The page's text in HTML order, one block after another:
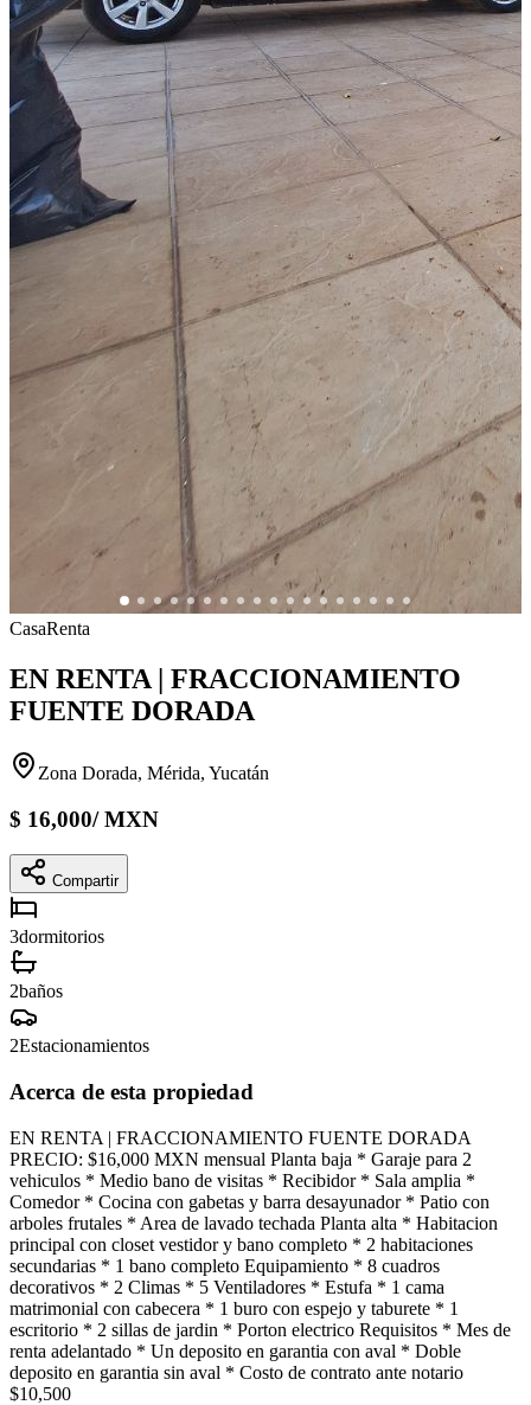
CasaRenta
EN RENTA | FRACCIONAMIENTO
FUENTE DORADA
Zona Dorada, Mérida, Yucatán
$ 16,000/MXN
Compartir
3dormitorios
2baños
2Estacionamientos
Acerca de esta propiedad
EN RENTA | FRACCIONAMIENTO FUENTE DORADA
PRECIO: $16,000 MXN mensual Planta baja * Garaje para 2
vehiculos * Medio bano de visitas * Recibidor * Sala amplia *
Comedor * Cocina con gabetas y barra desayunador * Patio con
arboles frutales * Area de lavado techada Planta alta * Habitacion
principal con closet vestidor y bano completo * 2 habitaciones
secundarias * 1 bano completo Equipamiento * 8 cuadros
decorativos * 2 Climas * 5 Ventiladores * Estufa * 1 cama
matrimonial con cabecera * 1 buro con espejo y taburete * 1
escritorio * 2 sillas de jardin * Porton electrico Requisitos * Mes de
renta adelantado * Un deposito en garantia con aval * Doble
deposito en garantia sin aval * Costo de contrato ante notario
$10,500